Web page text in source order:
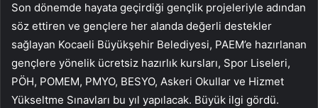
Son dönemde hayata geçirdiği gençlik projeleriyle adından
söz ettiren ve gençlere her alanda değerli destekler
sağlayan Kocaeli Büyükşehir Belediyesi, PAEM’e hazırlanan
gençlere yönelik ücretsiz hazırlık kursları, Spor Liseleri,
PÖH, POMEM, PMYO, BESYO, Askeri Okullar ve Hizmet
Yükseltme Sınavları bu yıl yapılacak. Büyük ilgi gördü.